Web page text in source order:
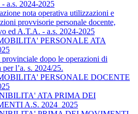
- a.s. 2024-2025
nota operativa utilizzazioni e
provvisorie personale docente,
ed A.T.A. - a.s. 2024-2025
PERSONALE ATA
provinciale dopo le operazioni di
l’a. s. 2024/25.
PERSONALE DOCENTE
ATA PRIMA DEI
A.S. 2024_2025